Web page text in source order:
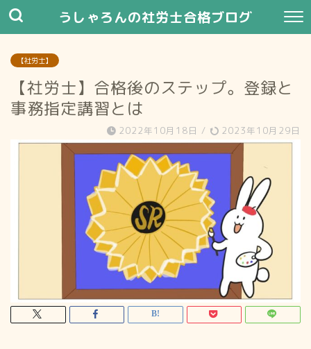
うしゃろんの社労士合格ブログ
【社労士】
【社労士】合格後のステップ。登録と
事務指定講習とは
2022年10月18日 / 2023年10月29日